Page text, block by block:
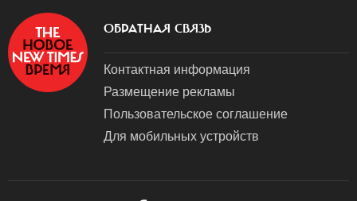
ОБРАТНАЯ СВЯЗЬ
Контактная информация
Размещение рекламы
Пользовательское соглашение
Для мобильных устройств